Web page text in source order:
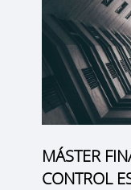
MÁSTER
CONTROL